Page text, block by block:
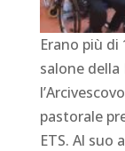
Erano più
salone della
pastorale
ETS. Al suo